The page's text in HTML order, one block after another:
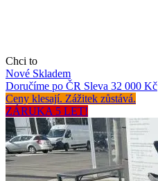
Chci to
Nové Skladem
Doručíme po ČR Sleva 32 000 Kč
Ceny klesají. Zážitek zůstává.
ZÁRUKA 5 LET!